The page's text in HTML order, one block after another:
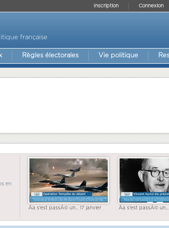
Connexion
Inscription
française
Règles électorales Vie politique
en
Ãa s'est passÃ© un... 17 janvier Ãa s'est passÃ©